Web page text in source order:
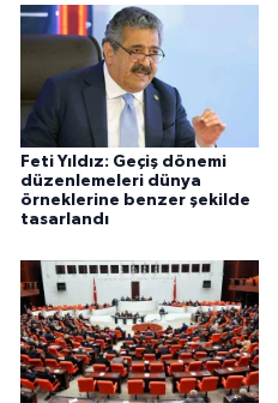
Feti Yıldız: Geçiş dönemi
düzenlemeleri dünya
örneklerine benzer şekilde
tasarlandı